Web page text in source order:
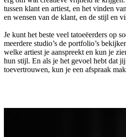
tussen klant en artiest, en het vinden
en wensen van de klant, en de stijl en
Je kunt het beste veel tatoeëerders op
meerdere studio’s de portfolio’s
welke artiest je aanspreekt en kun je
hun stijl. En als je het gevoel hebt dat
toevertrouwen, kun je een afspraak